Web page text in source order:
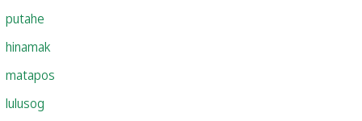
putahe
hinamak
matapos
lulusog